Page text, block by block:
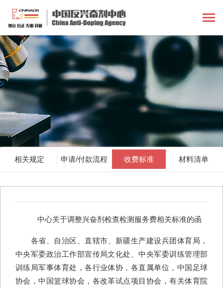
相关规定 申请/付款流程 收费标准 材料清单
中心关于调整兴奋剂检查检测服务费相关标准的函
各省、自治区、直辖市、新疆生产建设兵团体育局，
中央军委政治工作部宣传局文化处、中央军委训练管理部
训练局军事体育处，各行业体协，各直属单位，中国足球
协会，中国篮球协会，各改革试点项目协会，有关体育院